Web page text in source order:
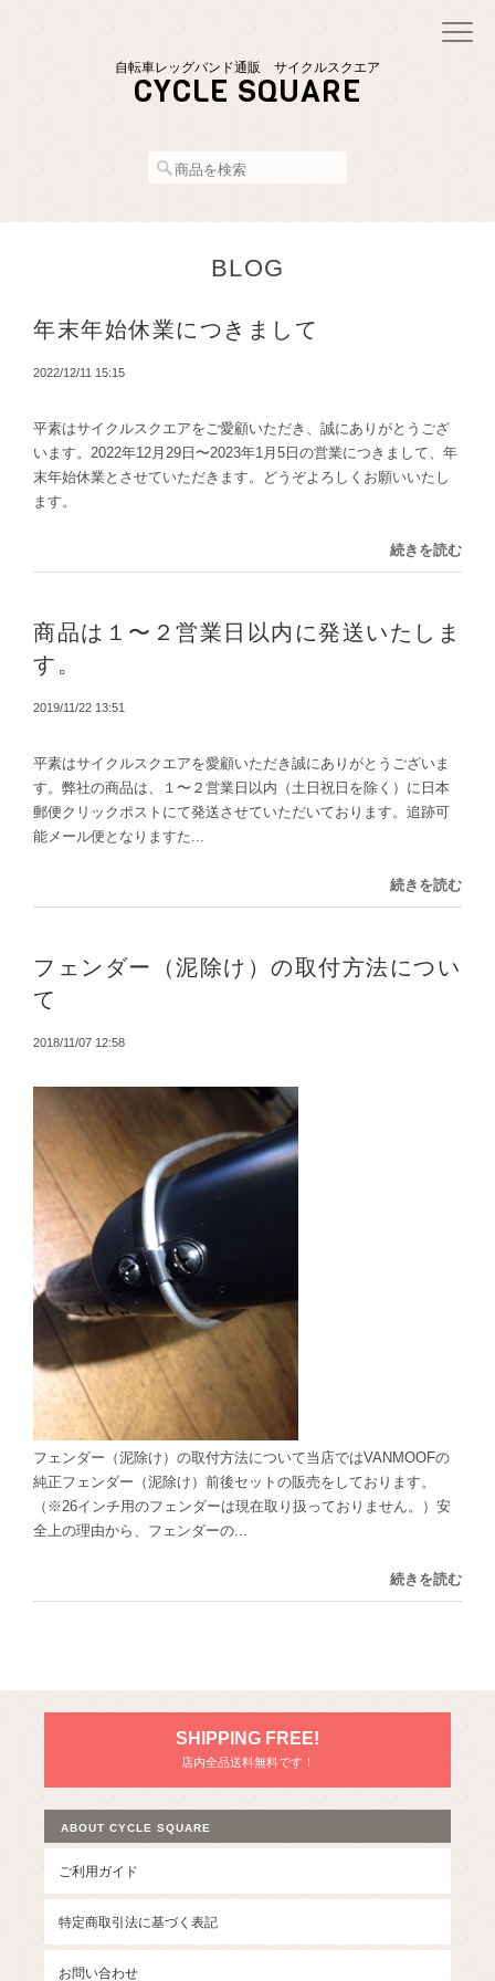
自転車レッグバンド通販 サイクルスクエア
CYCLE SQUARE
BLOG
年末年始休業につきまして
2022/12/11 15:15
平素はサイクルスクエアをご愛顧いただき、誠にありがとうござ
います。2022年12月29日〜2023年1月5日の営業につきまして、年
末年始休業とさせていただきます。どうぞよろしくお願いいたし
ます。
続きを読む
商品は１〜２営業日以内に発送いたしま
す。
2019/11/22 13:51
平素はサイクルスクエアを愛顧いただき誠にありがとうございま
す。弊社の商品は、１〜２営業日以内（土日祝日を除く）に日本
郵便クリックポストにて発送させていただいております。追跡可
能メール便となりますた...
続きを読む
フェンダー（泥除け）の取付方法につい
て
2018/11/07 12:58
フェンダー（泥除け）の取付方法について当店ではVANMOOFの
純正フェンダー（泥除け）前後セットの販売をしております。
（※26インチ用のフェンダーは現在取り扱っておりません。）安
全上の理由から、フェンダーの...
続きを読む
SHIPPING FREE!
店内全品送料無料です！
ABOUT CYCLE SQUARE
ご利用ガイド
特定商取引法に基づく表記
お問い合わせ